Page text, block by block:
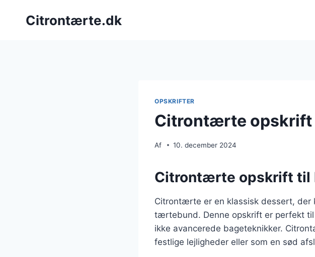
Citrontærte.dk
OPSKRIFTER
Citrontærte opskrift
Af 10. december 2024
Citrontærte opskrift til
Citrontærte er en klassisk dessert, der
tærtebund. Denne opskrift er perfekt
ikke avancerede bageteknikker.
festlige lejligheder eller som en sød